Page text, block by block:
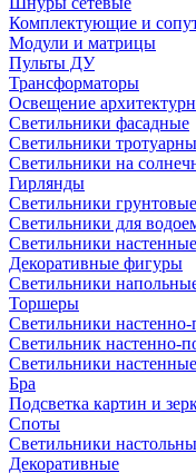
Комплектующие и
Модули и матрицы
Пульты ДУ
Трансформаторы
Освещение
Светильники фасадные
Светильники
Светильники на
Гирлянды
Светильники грунтовые
Светильники для
Светильники
Декоративные фигуры
Светильники
Торшеры
Светильники
Светильник настенно-
Светильники
Бра
Подсветка картин и
Споты
Светильники
Декоративные